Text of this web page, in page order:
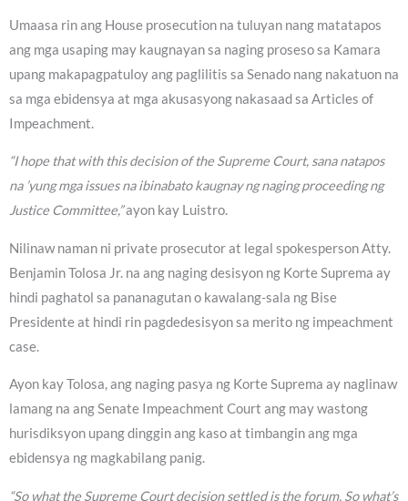
Umaasa rin ang House prosecution na tuluyan nang matatapos
ang mga usaping may kaugnayan sa naging proseso sa Kamara
upang makapagpatuloy ang paglilitis sa Senado nang nakatuon na
sa mga ebidensya at mga akusasyong nakasaad sa Articles of
Impeachment.
“I hope that with this decision of the Supreme Court, sana natapos
na ’yung mga issues na ibinabato kaugnay ng naging proceeding ng
Justice Committee,”ayon kay Luistro.
Nilinaw naman ni private prosecutor at legal spokesperson Atty.
Benjamin Tolosa Jr. na ang naging desisyon ng Korte Suprema ay
hindi paghatol sa pananagutan o kawalang-sala ng Bise
Presidente at hindi rin pagdedesisyon sa merito ng impeachment
case.
Ayon kay Tolosa, ang naging pasya ng Korte Suprema ay naglinaw
lamang na ang Senate Impeachment Court ang may wastong
hurisdiksyon upang dinggin ang kaso at timbangin ang mga
ebidensya ng magkabilang panig.
“So what the Supreme Court decision settled is the forum. So what’s